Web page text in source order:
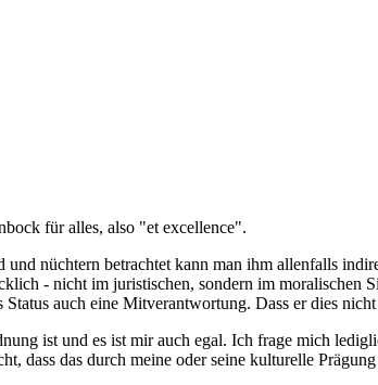
für alles, also "et excellence".
nüchtern betrachtet kann man ihm allenfalls
- nicht im juristischen, sondern im moralischen
auch eine Mitverantwortung. Dass er dies
ist und es ist mir auch egal. Ich frage mich
dass das durch meine oder seine kulturelle